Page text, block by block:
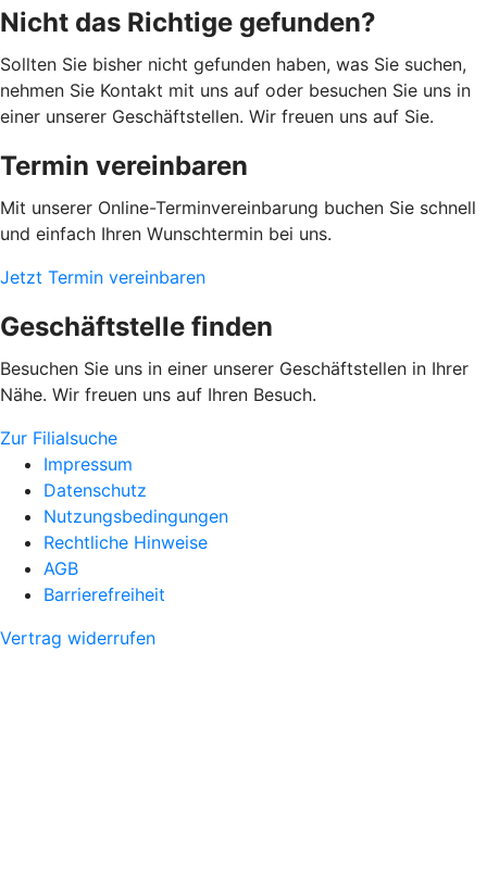
Nicht das Richtige gefunden?
Sollten Sie bisher nicht gefunden haben, was Sie suchen,
nehmen Sie Kontakt mit uns auf oder besuchen Sie uns in
einer unserer Geschäftstellen. Wir freuen uns auf Sie.
Termin vereinbaren
Mit unserer Online-Terminvereinbarung buchen Sie schnell
und einfach Ihren Wunschtermin bei uns.
Jetzt Termin vereinbaren
Geschäftstelle finden
Besuchen Sie uns in einer unserer Geschäftstellen in Ihrer
Nähe. Wir freuen uns auf Ihren Besuch.
Zur Filialsuche
Impressum
Datenschutz
Nutzungsbedingungen
Rechtliche Hinweise
AGB
Barrierefreiheit
Vertrag widerrufen